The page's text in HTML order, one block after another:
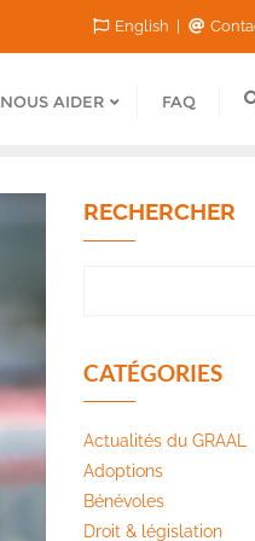
English
NOUS AIDER FAQ
RECHERCHER
CATÉGORIES
Actualités du GRAAL
Adoptions
Bénévoles
Droit & législation